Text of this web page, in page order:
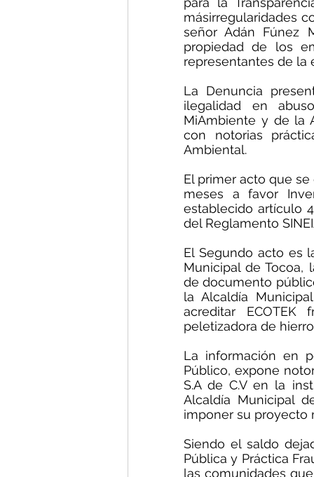
másirregularidades
señor Adán Fúnez
propiedad de los
representantes de
La Denuncia
ilegalidad en
MiAmbiente y de la
con notorias
Ambiental.
El primer acto que
meses a favor
establecido artículo
del Reglamento
El Segundo acto es
Municipal de Tocoa,
de documento
la Alcaldía
acreditar ECOTEK
peletizadora de
La información en
Público, expone
S.A de C.V en la
Alcaldía Municipal
imponer su proyecto
Siendo el saldo
Pública y Práctica
las comunidades